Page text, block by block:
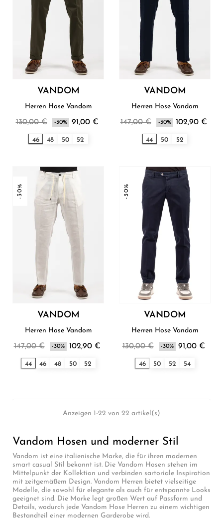
VANDOM
Herren Hose Vandom
130,00 € -30% 91,00 €
46 48 50 52
VANDOM
Herren Hose Vandom
147,00 € -30% 102,90 €
44 50 52
-30%
VANDOM
Herren Hose Vandom
147,00 € -30% 102,90 €
44 46 48 50 52
-30%
VANDOM
Herren Hose Vandom
130,00 € -30% 91,00 €
46 50 52 54
Anzeigen 1-22 von 22 artikel(s)
Vandom Hosen und moderner Stil
Vandom ist eine italienische Marke, die für ihren modernen
smart casual Stil bekannt ist. Die Vandom Hosen stehen im
Mittelpunkt der Kollektion und verbinden sartoriale Inspiration
mit zeitgemäßem Design. Vandom Herren bietet vielseitige
Modelle, die sowohl für elegante als auch für entspannte Looks
geeignet sind. Die Marke legt großen Wert auf Passform und
Details, wodurch jede Vandom Hose Herren zu einem wichtigen
Bestandteil einer modernen Garderobe wird.